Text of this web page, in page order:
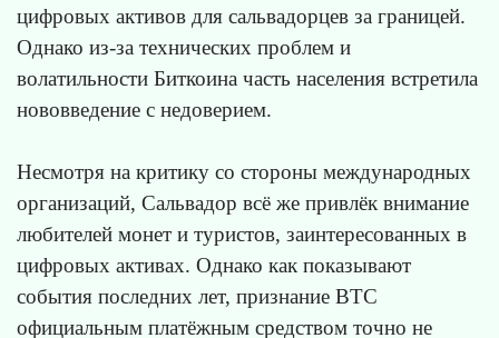
цифровых активов для сальвадорцев за границей.
Однако из-за технических проблем и
волатильности Биткоина часть населения встретила
нововведение с недоверием.
Несмотря на критику со стороны международных
организаций, Сальвадор всё же привлёк внимание
любителей монет и туристов, заинтересованных в
цифровых активах. Однако как показывают
события последних лет, признание BTC
официальным платёжным средством точно не